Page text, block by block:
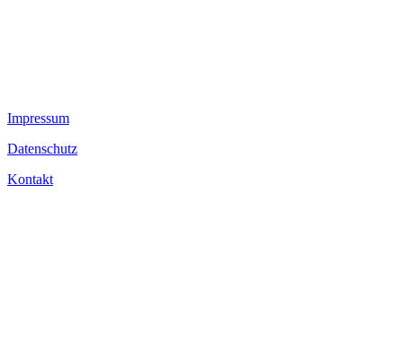
Impressum
Datenschutz
Kontakt